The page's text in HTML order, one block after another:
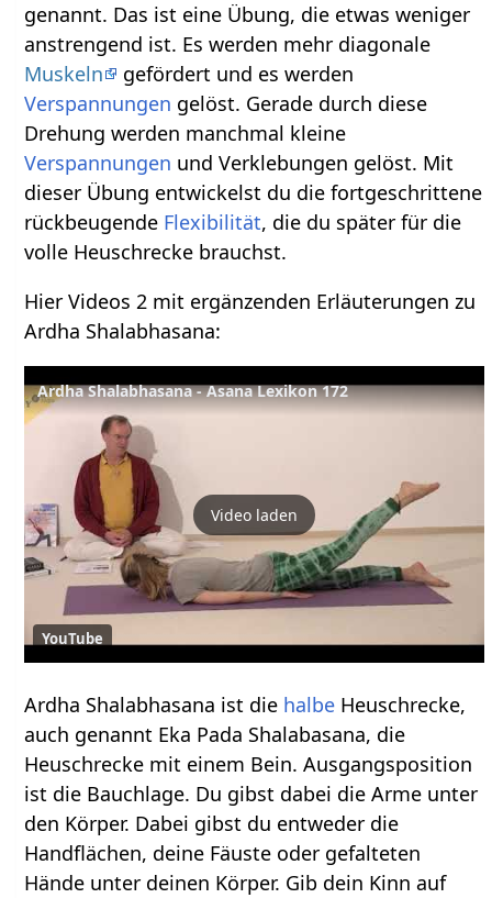
genannt. Das ist eine Übung, die etwas weniger
anstrengend ist. Es werden mehr diagonale
Muskeln
gefördert und es werden
Verspannungen gelöst. Gerade durch diese
Drehung werden manchmal kleine
Verspannungen und Verklebungen gelöst. Mit
dieser Übung entwickelst du die fortgeschrittene
rückbeugende Flexibilität, die du später für die
volle Heuschrecke brauchst.
Hier Videos 2 mit ergänzenden Erläuterungen zu
Ardha Shalabhasana:
Ardha Shalabhasana - Asana Lexikon 172
Video laden
YouTube
Ardha Shalabhasana ist die halbe Heuschrecke,
auch genannt Eka Pada Shalabasana, die
Heuschrecke mit einem Bein. Ausgangsposition
ist die Bauchlage. Du gibst dabei die Arme unter
den Körper. Dabei gibst du entweder die
Handflächen, deine Fäuste oder gefalteten
Hände unter deinen Körper. Gib dein Kinn auf